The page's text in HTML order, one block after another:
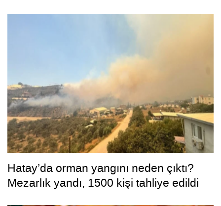
Hatay’da orman yangını neden çıktı?
Mezarlık yandı, 1500 kişi tahliye edildi